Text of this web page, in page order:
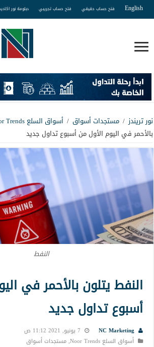
English فتح حساب حقيقي فتح حساب تجريبي دبلومة نور
نور تريندز / مستجدات أسواق / أسواق السلع Noor Trends
بالأحمر في اليوم الأول من أسبوع تداول جديد
النفط
النفط يتلون بالأحمر في
أسبوع تداول جديد
NC Marketing
7 يونيو, 2021 11:12 ص
أسواق السلع Noor Trends
,مستجدات أسواق